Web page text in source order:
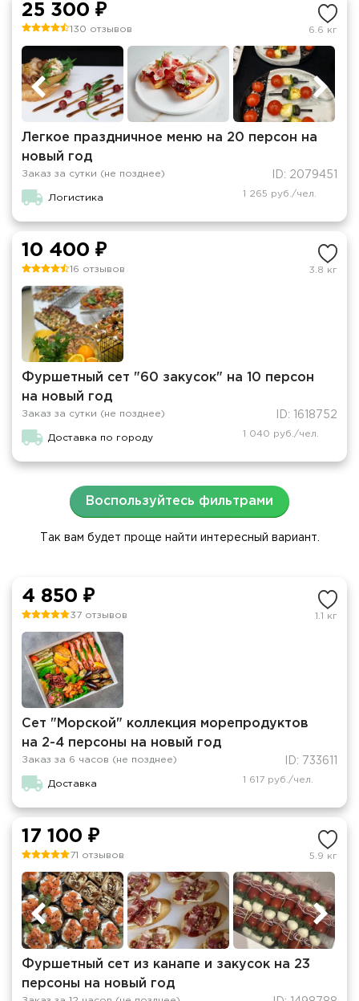
25 300 ₽
130 отзывов 6.6 кг
Легкое праздничное меню на 20 персон на
новый год
Заказ за сутки (не позднее) ID: 2079451
Логистика 1 265 руб./чел.
10 400 ₽
16 отзывов 3.8 кг
Фуршетный сет "60 закусок" на 10 персон
на новый год
Заказ за сутки (не позднее) ID: 1618752
Доставка по городу 1 040 руб./чел.
Воспользуйтесь фильтрами
Так вам будет проще найти интересный вариант.
4 850 ₽
37 отзывов 1.1 кг
Сет "Морской" коллекция морепродуктов
на 2-4 персоны на новый год
Заказ за 6 часов (не позднее) ID: 733611
Доставка 1 617 руб./чел.
17 100 ₽
71 отзывов 5.9 кг
Фуршетный сет из канапе и закусок на 23
персоны на новый год